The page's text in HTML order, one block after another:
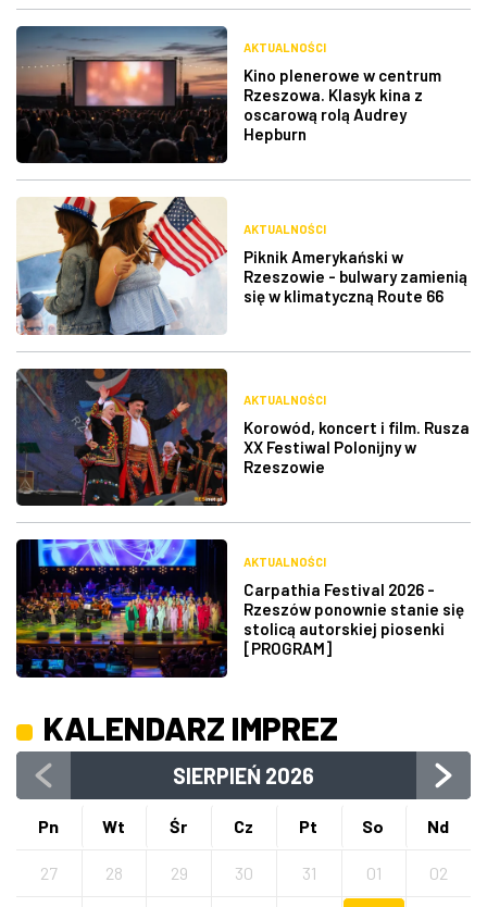
AKTUALNOŚCI
Kino plenerowe w centrum
Rzeszowa. Klasyk kina z
oscarową rolą Audrey
Hepburn
AKTUALNOŚCI
Piknik Amerykański w
Rzeszowie - bulwary zamienią
się w klimatyczną Route 66
AKTUALNOŚCI
Korowód, koncert i film. Rusza
XX Festiwal Polonijny w
Rzeszowie
AKTUALNOŚCI
Carpathia Festival 2026 -
Rzeszów ponownie stanie się
stolicą autorskiej piosenki
[PROGRAM]
KALENDARZ IMPREZ
SIERPIEŃ 2026
Pn Wt Śr Cz Pt So Nd
27 28 29 30 31 01 02